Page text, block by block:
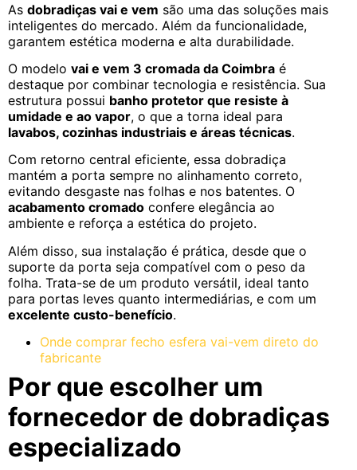
As dobradiças vai e vem são uma das soluções mais
inteligentes do mercado. Além da funcionalidade,
garantem estética moderna e alta durabilidade.
O modelo vai e vem 3 cromada da Coimbra é
destaque por combinar tecnologia e resistência. Sua
estrutura possui banho protetor que resiste à
umidade e ao vapor, o que a torna ideal para
lavabos, cozinhas industriais e áreas técnicas.
Com retorno central eficiente, essa dobradiça
mantém a porta sempre no alinhamento correto,
evitando desgaste nas folhas e nos batentes. O
acabamento cromado confere elegância ao
ambiente e reforça a estética do projeto.
Além disso, sua instalação é prática, desde que o
suporte da porta seja compatível com o peso da
folha. Trata-se de um produto versátil, ideal tanto
para portas leves quanto intermediárias, e com um
excelente custo-benefício.
Onde comprar fecho esfera vai-vem direto do
fabricante
Por que escolher um
fornecedor de dobradiças
especializado